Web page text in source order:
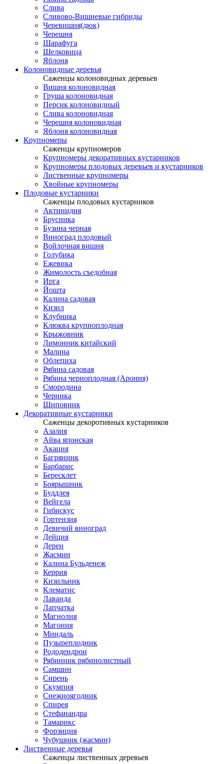
Слива
Сливово-Вишневые гибриды
Черевишня(дюк)
Черешня
Шарафуга
Шелковица
Яблоня
Колоновидные деревья
Саженцы колоновидных деревьев
Вишня колоновидная
Груша колоновидная
Персик колоновидный
Слива колоновидная
Черешня колоновидная
Яблоня колоновидная
Крупномеры
Саженцы крупномеров
Крупномеры декоративных кустарников
Крупномеры плодовых деревьев и кустарников
Лиственные крупномеры
Хвойные крупномеры
Плодовые кустарники
Саженцы плодовых кустарников
Актинидия
Брусника
Бузина черная
Виноград плодовый
Войлочная вишня
Голубика
Ежевика
Жимолость съедобная
Ирга
Йошта
Калина садовая
Кизил
Клубника
Клюква крупноплодная
Крыжовник
Лимонник китайский
Малина
Облепиха
Рябина садовая
Рябина черноплодная (Арония)
Смородина
Черника
Шиповник
Декоративные кустарники
Саженцы декоротивных кустарников
Азалия
Айва японская
Акация
Багрянник
Барбарис
Бересклет
Боярышник
Буддлея
Вейгела
Гибискус
Гортензия
Девичий виноград
Дейция
Дерен
Жасмин
Калина Бульденеж
Керрия
Кизильник
Клематис
Лаванда
Лапчатка
Магнолия
Магония
Миндаль
Пузыреплодник
Рододендрон
Рябинник рябинолистный
Самшин
Сирень
Скумпия
Снежноягодник
Спирея
Стефанандра
Тамарикс
Форзиция
Чубушник (жасмин)
Лиственные деревья
Саженцы лиственных деревьев